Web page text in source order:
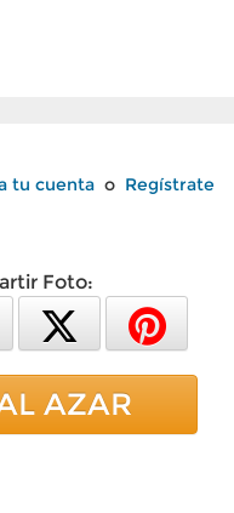
tu cuenta o Regístrate
Foto:
AZAR